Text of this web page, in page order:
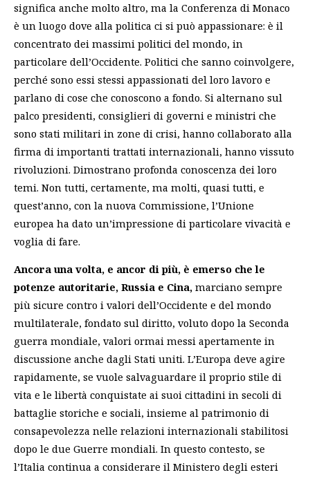
significa anche molto altro, ma la Conferenza di Monaco
è un luogo dove alla politica ci si può appassionare: è il
concentrato dei massimi politici del mondo, in
particolare dell’Occidente. Politici che sanno coinvolgere,
perché sono essi stessi appassionati del loro lavoro e
parlano di cose che conoscono a fondo. Si alternano sul
palco presidenti, consiglieri di governi e ministri che
sono stati militari in zone di crisi, hanno collaborato alla
firma di importanti trattati internazionali, hanno vissuto
rivoluzioni. Dimostrano profonda conoscenza dei loro
temi. Non tutti, certamente, ma molti, quasi tutti, e
quest’anno, con la nuova Commissione, l’Unione
europea ha dato un’impressione di particolare vivacità e
voglia di fare.
Ancora una volta, e ancor di più, è emerso che le
potenze autoritarie, Russia e Cina, marciano sempre
più sicure contro i valori dell’Occidente e del mondo
multilaterale, fondato sul diritto, voluto dopo la Seconda
guerra mondiale, valori ormai messi apertamente in
discussione anche dagli Stati uniti. L’Europa deve agire
rapidamente, se vuole salvaguardare il proprio stile di
vita e le libertà conquistate ai suoi cittadini in secoli di
battaglie storiche e sociali, insieme al patrimonio di
consapevolezza nelle relazioni internazionali stabilitosi
dopo le due Guerre mondiali. In questo contesto, se
l’Italia continua a considerare il Ministero degli esteri